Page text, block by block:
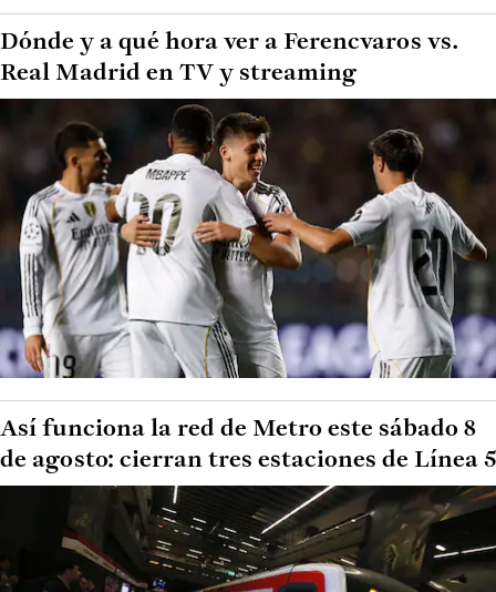
Dónde y a qué hora ver a Ferencvaros vs.
Real Madrid en TV y streaming
Así funciona la red de Metro este sábado 8
de agosto: cierran tres estaciones de Línea 5